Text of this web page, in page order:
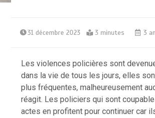
31 décembre 2023 3 minutes 3
Les violences policières sont
dans la vie de tous les jours, elles
plus fréquentes, malheureusement
réagit. Les policiers qui sont
actes en profitent pour continuer car